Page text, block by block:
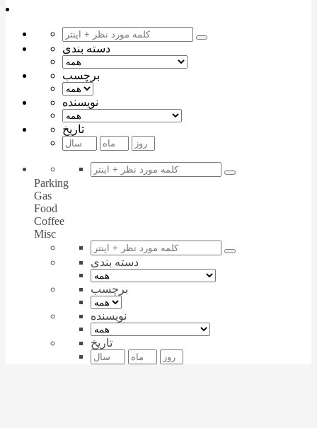
دسته بندی
برچسب
نویسنده
تاریخ
Parking
Gas
Food
Coffee
Misc
دسته بندی
برچسب
نویسنده
تاریخ